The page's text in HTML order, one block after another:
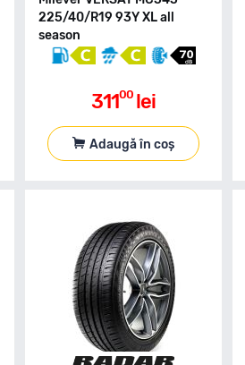
225/40/R19 93Y XL all
season
31100 lei
Adaugă în coș